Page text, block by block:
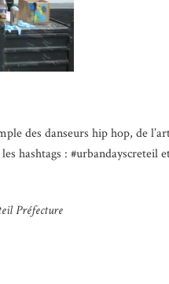
des danseurs hip hop, de
hashtags : #urbandayscreteil
Préfecture